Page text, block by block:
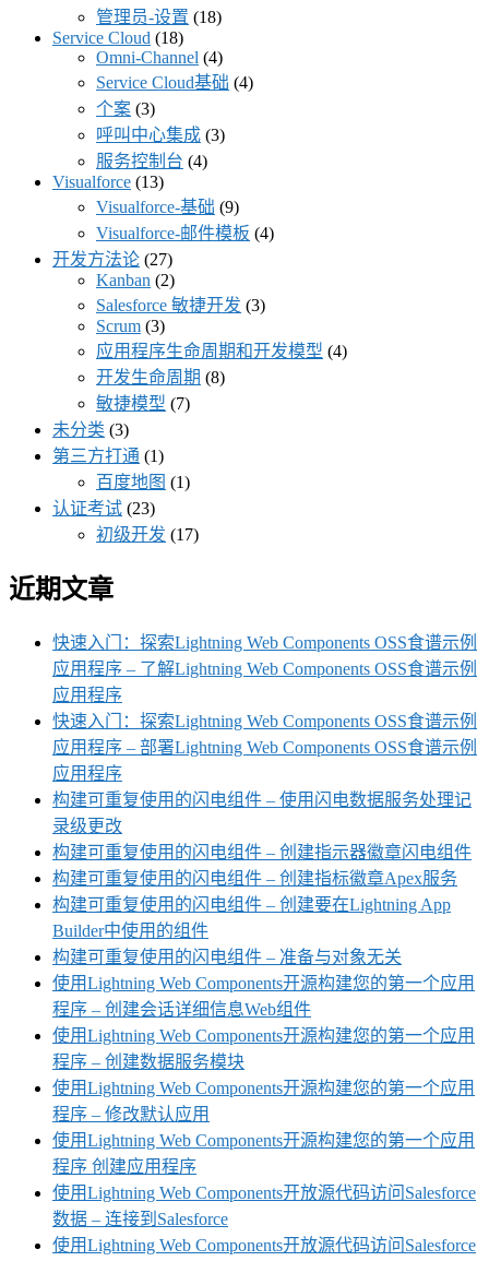
管理员-设置 (18)
Service Cloud (18)
Omni-Channel (4)
Service Cloud基础 (4)
个案 (3)
呼叫中心集成 (3)
服务控制台 (4)
Visualforce (13)
Visualforce-基础 (9)
Visualforce-邮件模板 (4)
开发方法论 (27)
Kanban (2)
Salesforce 敏捷开发 (3)
Scrum (3)
应用程序生命周期和开发模型 (4)
开发生命周期 (8)
敏捷模型 (7)
未分类 (3)
第三方打通 (1)
百度地图 (1)
认证考试 (23)
初级开发 (17)
近期文章
快速入门：探索Lightning Web Components OSS食谱示例
应用程序 – 了解Lightning Web Components OSS食谱示例
应用程序
快速入门：探索Lightning Web Components OSS食谱示例
应用程序 – 部署Lightning Web Components OSS食谱示例
应用程序
构建可重复使用的闪电组件 – 使用闪电数据服务处理记
录级更改
构建可重复使用的闪电组件 – 创建指示器徽章闪电组件
构建可重复使用的闪电组件 – 创建指标徽章Apex服务
构建可重复使用的闪电组件 – 创建要在Lightning App
Builder中使用的组件
构建可重复使用的闪电组件 – 准备与对象无关
使用Lightning Web Components开源构建您的第一个应用
程序 – 创建会话详细信息Web组件
使用Lightning Web Components开源构建您的第一个应用
程序 – 创建数据服务模块
使用Lightning Web Components开源构建您的第一个应用
程序 – 修改默认应用
使用Lightning Web Components开源构建您的第一个应用
程序 创建应用程序
使用Lightning Web Components开放源代码访问Salesforce
数据 – 连接到Salesforce
使用Lightning Web Components开放源代码访问Salesforce